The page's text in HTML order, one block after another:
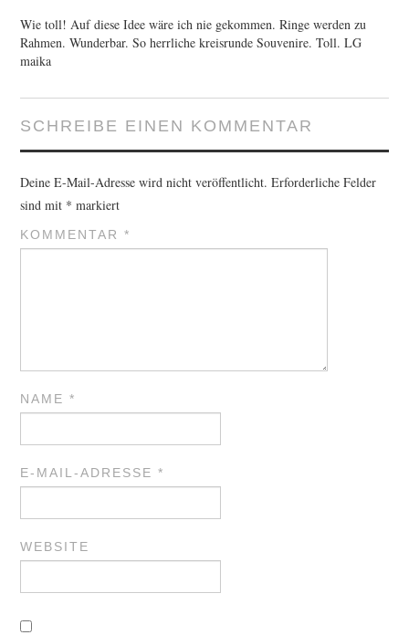
Wie toll! Auf diese Idee wäre ich nie gekommen. Ringe werden zu
Rahmen. Wunderbar. So herrliche kreisrunde Souvenire. Toll. LG
maika
SCHREIBE EINEN KOMMENTAR
Deine E-Mail-Adresse wird nicht veröffentlicht. Erforderliche Felder
sind mit * markiert
KOMMENTAR*
NAME*
E-MAIL-ADRESSE*
WEBSITE